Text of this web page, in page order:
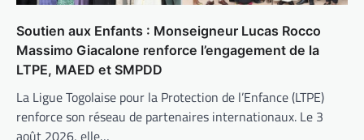
Soutien aux Enfants : Monseigneur Lucas Rocco
Massimo Giacalone renforce l’engagement de la
LTPE, MAED et SMPDD
La Ligue Togolaise pour la Protection de l’Enfance (LTPE)
renforce son réseau de partenaires internationaux. Le 3